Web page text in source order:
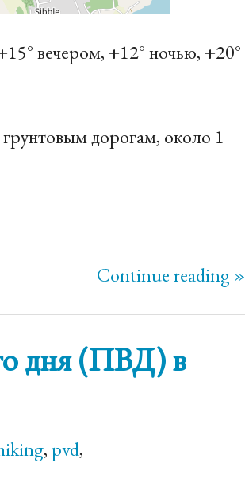
вечером, +12° ночью, +20°
дорогам, около 1
Continue reading »
дня (ПВД) в
, pvd,